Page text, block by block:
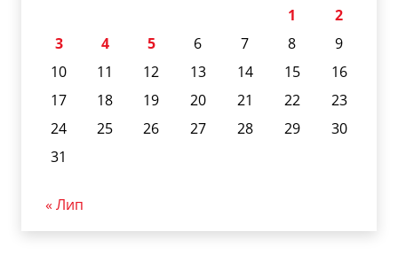
1
2
3
4 5 6 7 8
9
10
11 12 13 14 15
16
17
18 19 20 21 22
23
24
25 26 27 28 29
30
31
« Лип